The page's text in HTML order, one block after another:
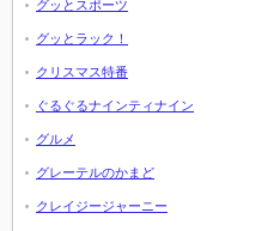
グッとスポーツ
グッとラック！
クリスマス特番
ぐるぐるナインティナイン
グルメ
グレーテルのかまど
クレイジージャーニー